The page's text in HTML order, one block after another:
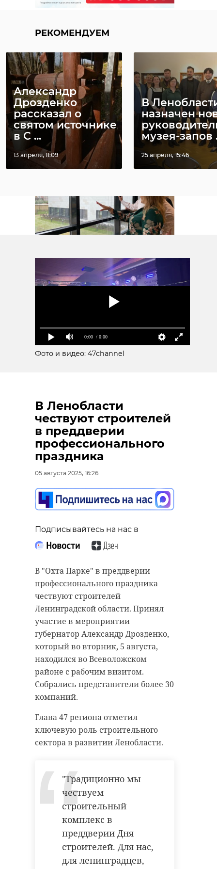
РЕКОМЕНДУЕМ
Александр
Дрозденко
рассказал о
святом источнике
в С ...
13 апреля, 11:09
В
назначен
музея-запов
25 апреля, 15:46
0:00 / 0:00
Фото и видео: 47channel
В Ленобласти
чествуют строителей
в преддверии
профессионального
праздника
05 августа 2025, 16:26
Подписывайтесь на нас в
В "Охта Парке" в преддверии
профессионального праздника
чествуют строителей
Ленинградской области. Принял
участие в мероприятии
губернатор Александр Дрозденко,
который во вторник, 5 августа,
находился во Всеволожском
районе с рабочим визитом.
Собрались представители более 30
компаний.
Глава 47 региона отметил
ключевую роль строительного
сектора в развитии Ленобласти.
"Традиционно мы
чествуем
строительный
комплекс в
преддверии Дня
строителей. Для нас,
для ленинградцев,
Петербурге
половины ме ...
21 октября 2021, 12:45 27 июля, 10:39
александр дрозденко
Поделиться статьей: